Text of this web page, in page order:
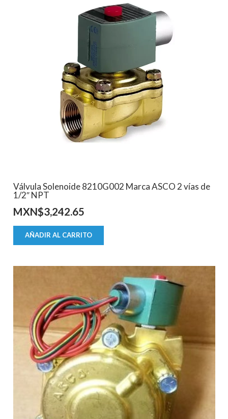
Válvula Solenoide 8210G002 Marca ASCO 2 vías de
1/2″ NPT
MXN$3,242.65
AÑADIR AL CARRITO